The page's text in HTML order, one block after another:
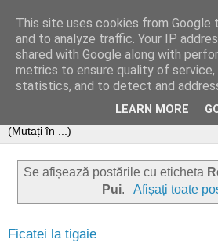
Se afișează postările cu eticheta
Pui. Afișați toate
Ficatei la tigaie
This site uses cookies from Google
and to analyze traffic. Your IP
shared with Google along with
metrics to ensure quality of service,
statistics, and to detect and
LEARN MORE